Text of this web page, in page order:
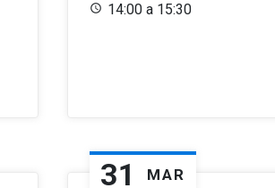
14:00 a 15:30
31 MAR